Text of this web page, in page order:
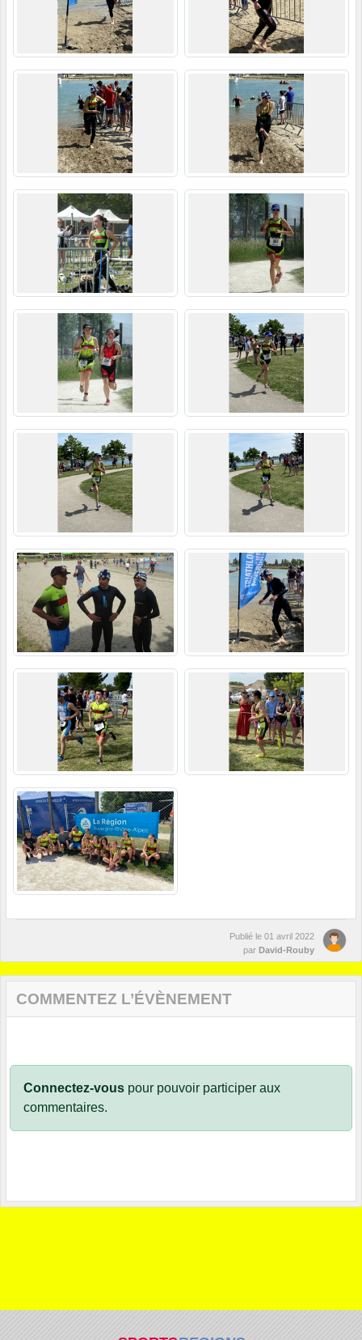
Publié le 01 avril 2022
par David-Rouby
COMMENTEZ L’ÉVÈNEMENT
Connectez-vous pour pouvoir participer aux
commentaires.